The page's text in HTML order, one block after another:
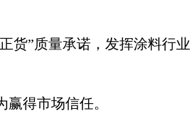
货”质量承诺，发挥涂料行业
得市场信任。